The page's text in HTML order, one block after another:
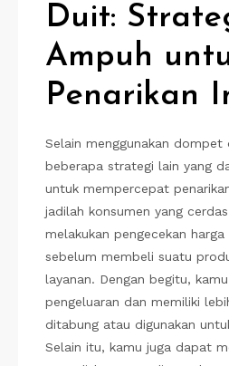
Duit:
Ampuh
Penarikan
Selain menggunakan dompet
beberapa strategi lain yang
untuk mempercepat
jadilah konsumen yang
melakukan pengecekan
sebelum membeli suatu
layanan. Dengan begitu,
pengeluaran dan memiliki
ditabung atau digunakan
Selain itu, kamu juga dapat